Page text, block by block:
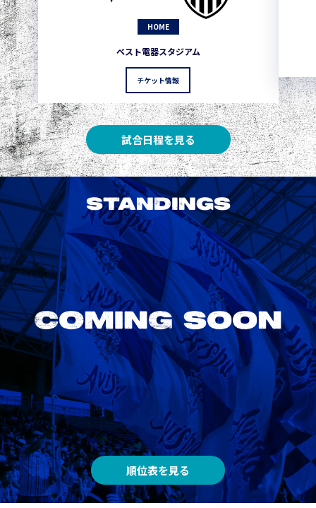
HOME
ベスト電器スタジアム
チケット情報
試合日程を見る
STANDINGS
順位表を見る